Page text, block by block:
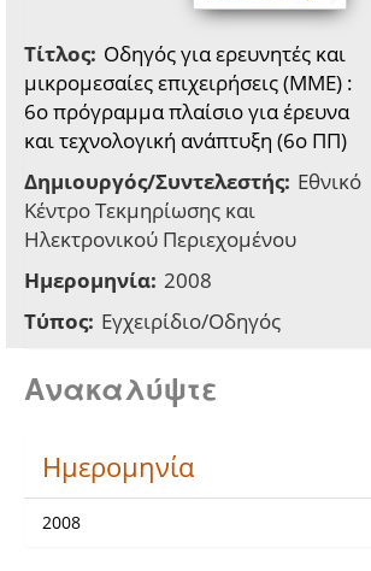
Τίτλος: Οδηγός για ερευνητές και
μικρομεσαίες επιχειρήσεις (ΜΜΕ) :
6o πρόγραμμα πλαίσιο για έρευνα
και τεχνολογική ανάπτυξη (6ο ΠΠ)
Δημιουργός/Συντελεστής: Εθνικό
Κέντρο Τεκμηρίωσης και
Ηλεκτρονικού Περιεχομένου
Ημερομηνία: 2008
Τύπος: Εγχειρίδιο/Οδηγός
Ανακαλύψτε
Ημερομηνία
2008